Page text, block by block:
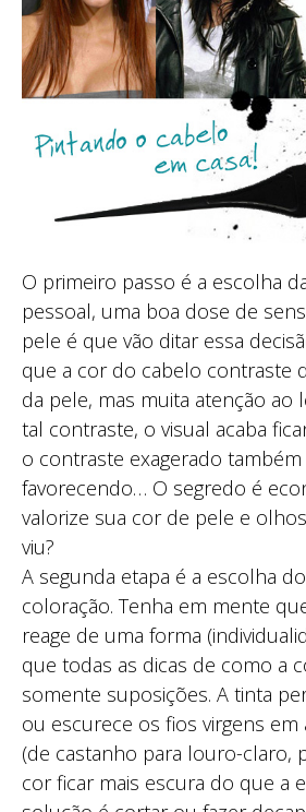
O primeiro passo é a escolha
pessoal, uma boa dose de
pele é que vão ditar essa
que a cor do cabelo contraste
da pele, mas muita atenção ao
tal contraste, o visual acaba
o contraste exagerado também
favorecendo… O segredo é
valorize sua cor de pele e
viu?
A segunda etapa é a escolha
coloração. Tenha em mente
reage de uma forma
que todas as dicas de como a
somente suposições. A tinta
ou escurece os fios virgens
(de castanho para louro-claro,
cor ficar mais escura do que a